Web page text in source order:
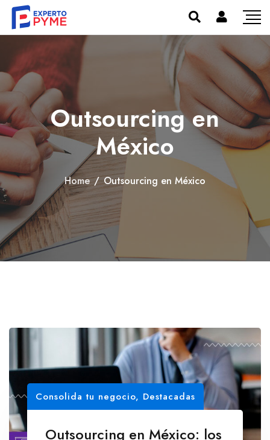
Outsourcing en
México
Home / Outsourcing en México
Consolida tu negocio, Destacadas
Outsourcing en México: los